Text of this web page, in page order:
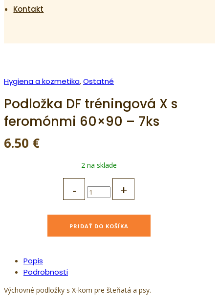
Kontakt
Hygiena a kozmetika,Ostatné
Podložka DF tréningová X s
feromónmi 60×90 – 7ks
6.50 €
2 na sklade
X
feromónmi
7ks
PRIDAŤ DO KOŠÍKA
Popis
Podrobnosti
Výchovné podložky s X-kom pre šteňatá a psy.